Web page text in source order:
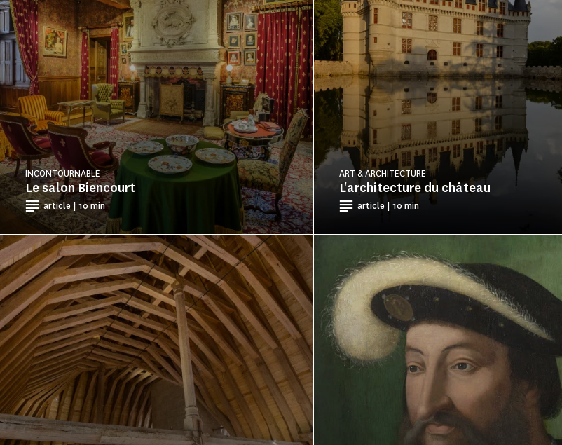
Le salon Biencourt
INCONTOURNABLE
article | 10 min
L'architecture du château
ART & ARCHITECTURE
article | 10 min